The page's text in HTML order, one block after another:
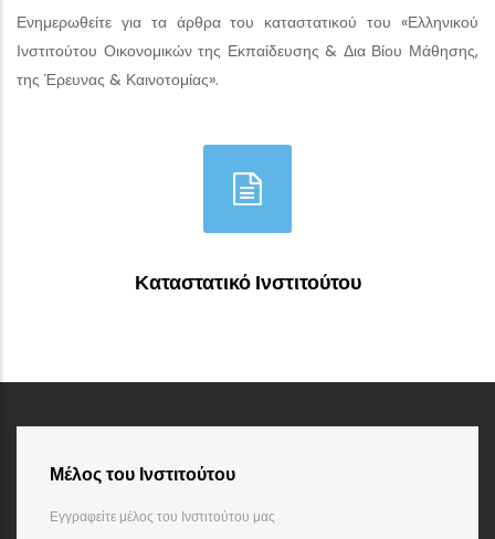
Ενημερωθείτε για τα άρθρα του καταστατικού του «Ελληνικού
Ινστιτούτου Οικονομικών της Εκπαίδευσης & Δια Βίου Μάθησης,
της Έρευνας & Καινοτομίας».
Καταστατικό Ινστιτούτου
Μέλος του Ινστιτούτου
Εγγραφείτε μέλος του Ινστιτούτου μας